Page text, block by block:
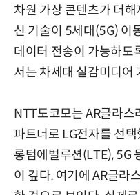
차원 가상 콘텐츠가 더
신 기술이 5세대(5G) 이
데이터 전송이 가능하도
서는 차세대 실감미디어
NTT도코모는 AR글라스
파트너로 LG전자를 선
롱텀에벌루션(LTE), 5G
이 깊다. 여기에 AR글라